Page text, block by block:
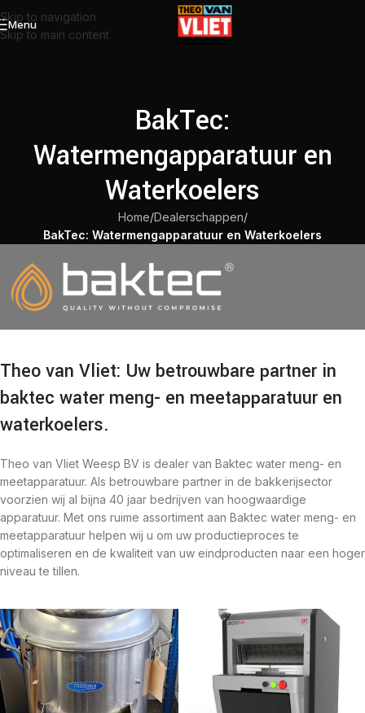
Skip to navigation
Skip to main content
Menu
BakTec:
Watermengapparatuur en
Waterkoelers
Home/Dealerschappen/
BakTec: Watermengapparatuur en Waterkoelers
Theo van Vliet: Uw betrouwbare partner in
baktec water meng- en meetapparatuur en
waterkoelers.
Theo van Vliet Weesp BV is dealer van Baktec water meng- en
meetapparatuur. Als betrouwbare partner in de bakkerijsector
voorzien wij al bijna 40 jaar bedrijven van hoogwaardige
apparatuur. Met ons ruime assortiment aan Baktec water meng- en
meetapparatuur helpen wij u om uw productieproces te
optimaliseren en de kwaliteit van uw eindproducten naar een hoger
niveau te tillen.